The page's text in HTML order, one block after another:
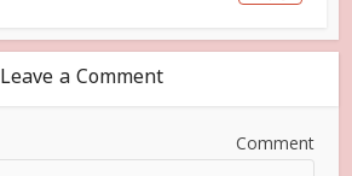
Leave a Comment
Comment